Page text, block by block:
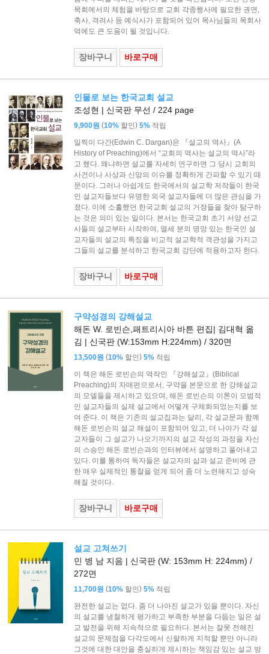
목회에서의 체험을 바탕으로 교회 각종행사에 필요한 권면,
축사, 격려사 등 예식사가 포함되어 있어 목사님들의 목회사
역에도 큰 도움이 될 것입니다.
장바구니 바로구매
인물로 보는 한국교회 설교
조성현 | 신국판 무선 / 224 page
9,900원 (10% 할인) 5% 적립
일찍이 다간(Edwin C. Dargan)은 『설교의 역사』(A
History of Preaching)에서 “교회의 역사는 설교의 역사”라
고 했다. 왜냐하면 설교를 자세히 연구하면 그 당시 교회의
사건이나 사상과 신앙의 이슈를 정확하게 간파할 수 있기 때
문이다. 그러나 아쉽게도 한국에서의 설교학 저작들이 한국
인 설교자들보다 유명한 외국 설교자들에 더 많은 관심을 가
졌다. 이에 소홀했던 한국교회 설교의 거장들을 찾아 탐구하
는 것은 의미 있는 일이다. 본서는 한국교회 초기 서양 선교
사들의 설교부터 시작하여, 열세 분의 명망 있는 한국인 설
교자들의 설교의 특징을 비교적 설교학적 객관성을 가지고
그들의 설교를 분석하고 한국교회 강단에 적용하고자 한다.
장바구니 바로구매
구약성경의 강해설교
해돈 W. 로빈슨,패트리시아 바튼 편집| 김대혁 옮
김 | 신국판 (W:153mm H:224mm) / 320면
13,500원 (10% 할인) 5% 적립
이 책은 해돈 로빈슨의 역작인 『강해설교』(Biblical
Preaching)의 자매편으로서, 구약을 본문으로 한 강해설교
의 모델들을 제시하고 있으며, 해돈 로빈슨의 이론이 모범적
인 설교자들의 실제 설교에서 어떻게 구체화되었는지를 보
여 준다. 이 책은 기존의 설교집과는 달리, 각 설교문과 함께
해돈 로빈슨의 설교 해설이 포함되어 있고, 더 나아가 각 설
교자들이 그 설교가 나오기까지의 설교 작성의 과정을 자신
의 스승인 해돈 로빈슨과의 인터뷰에서 설명하고 풀어내고
있다. 이를 통하여 독자들은 설교자의 삶과 설교 준비에 관
한 매우 실제적인 통찰을 얻게 되어 좀 더 노련해지고 성숙
해질 것이다.
장바구니 바로구매
설교 고쳐쓰기
민 병 남 지음 | 신국판 (W: 153mm H: 224mm) /
272면
11,700원 (10% 할인) 5% 적립
완전한 설교는 없다. 좀 더 나아진 설교가 있을 뿐이다. 자신
의 설교를 냉철하게 평가하고 부족한 부분을 다듬는 일은 설
교 발전을 위해 지속적으로 필요하다. 본서는 잘못 전해진
설교의 문제점을 다각도에서 신랄하게 지적할 뿐만 아니라
그것에 대한 대안을 충실하게 제시하는 책임감 있는 설교 방